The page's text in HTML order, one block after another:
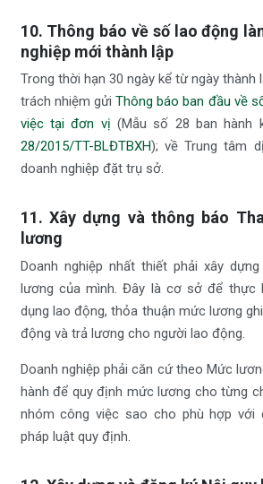
10. Thông báo về số lao động
nghiệp mới thành lập
Trong thời hạn 30 ngày kể từ ngày thành
trách nhiệm gửi Thông báo ban đầu về
việc tại đơn vị (Mẫu số 28 ban hành
28/2015/TT-BLĐTBXH); về Trung tâm
doanh nghiệp đặt trụ sở.
11. Xây dựng và thông báo
lương
Doanh nghiệp nhất thiết phải xây
lương của mình. Đây là cơ sở để thực
dụng lao động, thỏa thuận mức lương
động và trả lương cho người lao động.
Doanh nghiệp phải căn cứ theo Mức
hành để quy định mức lương cho từng
nhóm công việc sao cho phù hợp với
pháp luật quy định.